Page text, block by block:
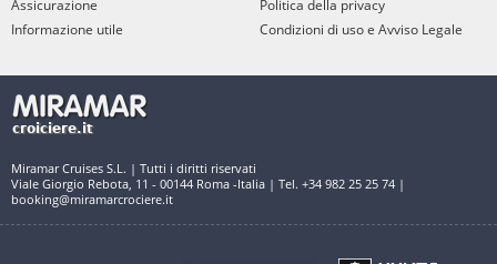
Assicurazione
Informazione utile
Politica della privacy
Condizioni di uso e Avviso Legale
Miramar Cruises S.L. | Tutti i diritti riservati
Viale Giorgio Rebota, 11 - 00144 Roma -Italia | Tel. +34 982 25 25 74 |
booking@miramarcrociere.it